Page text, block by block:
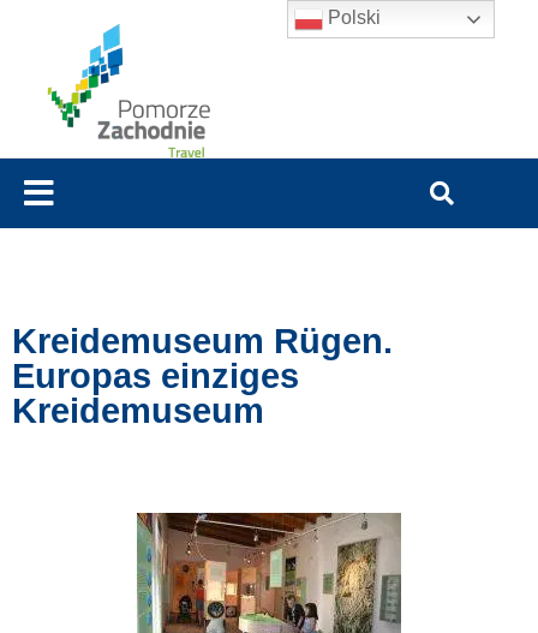
Kreidemuseum Rügen.
Europas einziges
Kreidemuseum
Polski